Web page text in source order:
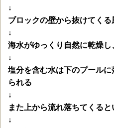
↓
ブロックの壁から抜けてく
↓
海水がゆっくり自然に乾燥し
↓
塩分を含む水は下のプール
られる
↓
また上から流れ落ちてくると
↓